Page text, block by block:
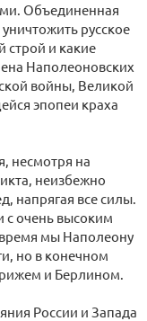
Объединенная
русское
строй и какие
Наполеоновских
войны, Великой
эпопеи краха
несмотря на
неизбежно
напрягая все силы.
с очень высоким
мы Наполеону
но в конечном
и Берлином.
России и Запада